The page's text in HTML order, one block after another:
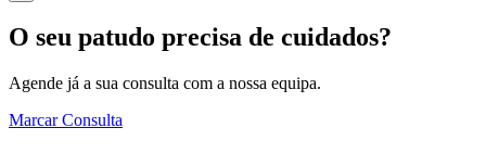
O seu patudo precisa de cuidados?
Agende já a sua consulta com a nossa equipa.
Marcar Consulta